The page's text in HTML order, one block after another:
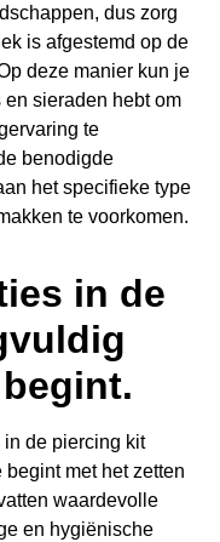
dus zorg
is afgestemd op de
deze manier kun je
sieraden hebt om
te
benodigde
het specifieke type
te voorkomen.
in de
in de piercing kit
met het zetten
waardevolle
en hygiënische